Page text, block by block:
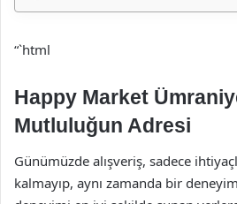
“`html
Happy Market
Mutluluğun Adresi
Günümüzde alışveriş, sadece
kalmayıp, aynı zamanda bir